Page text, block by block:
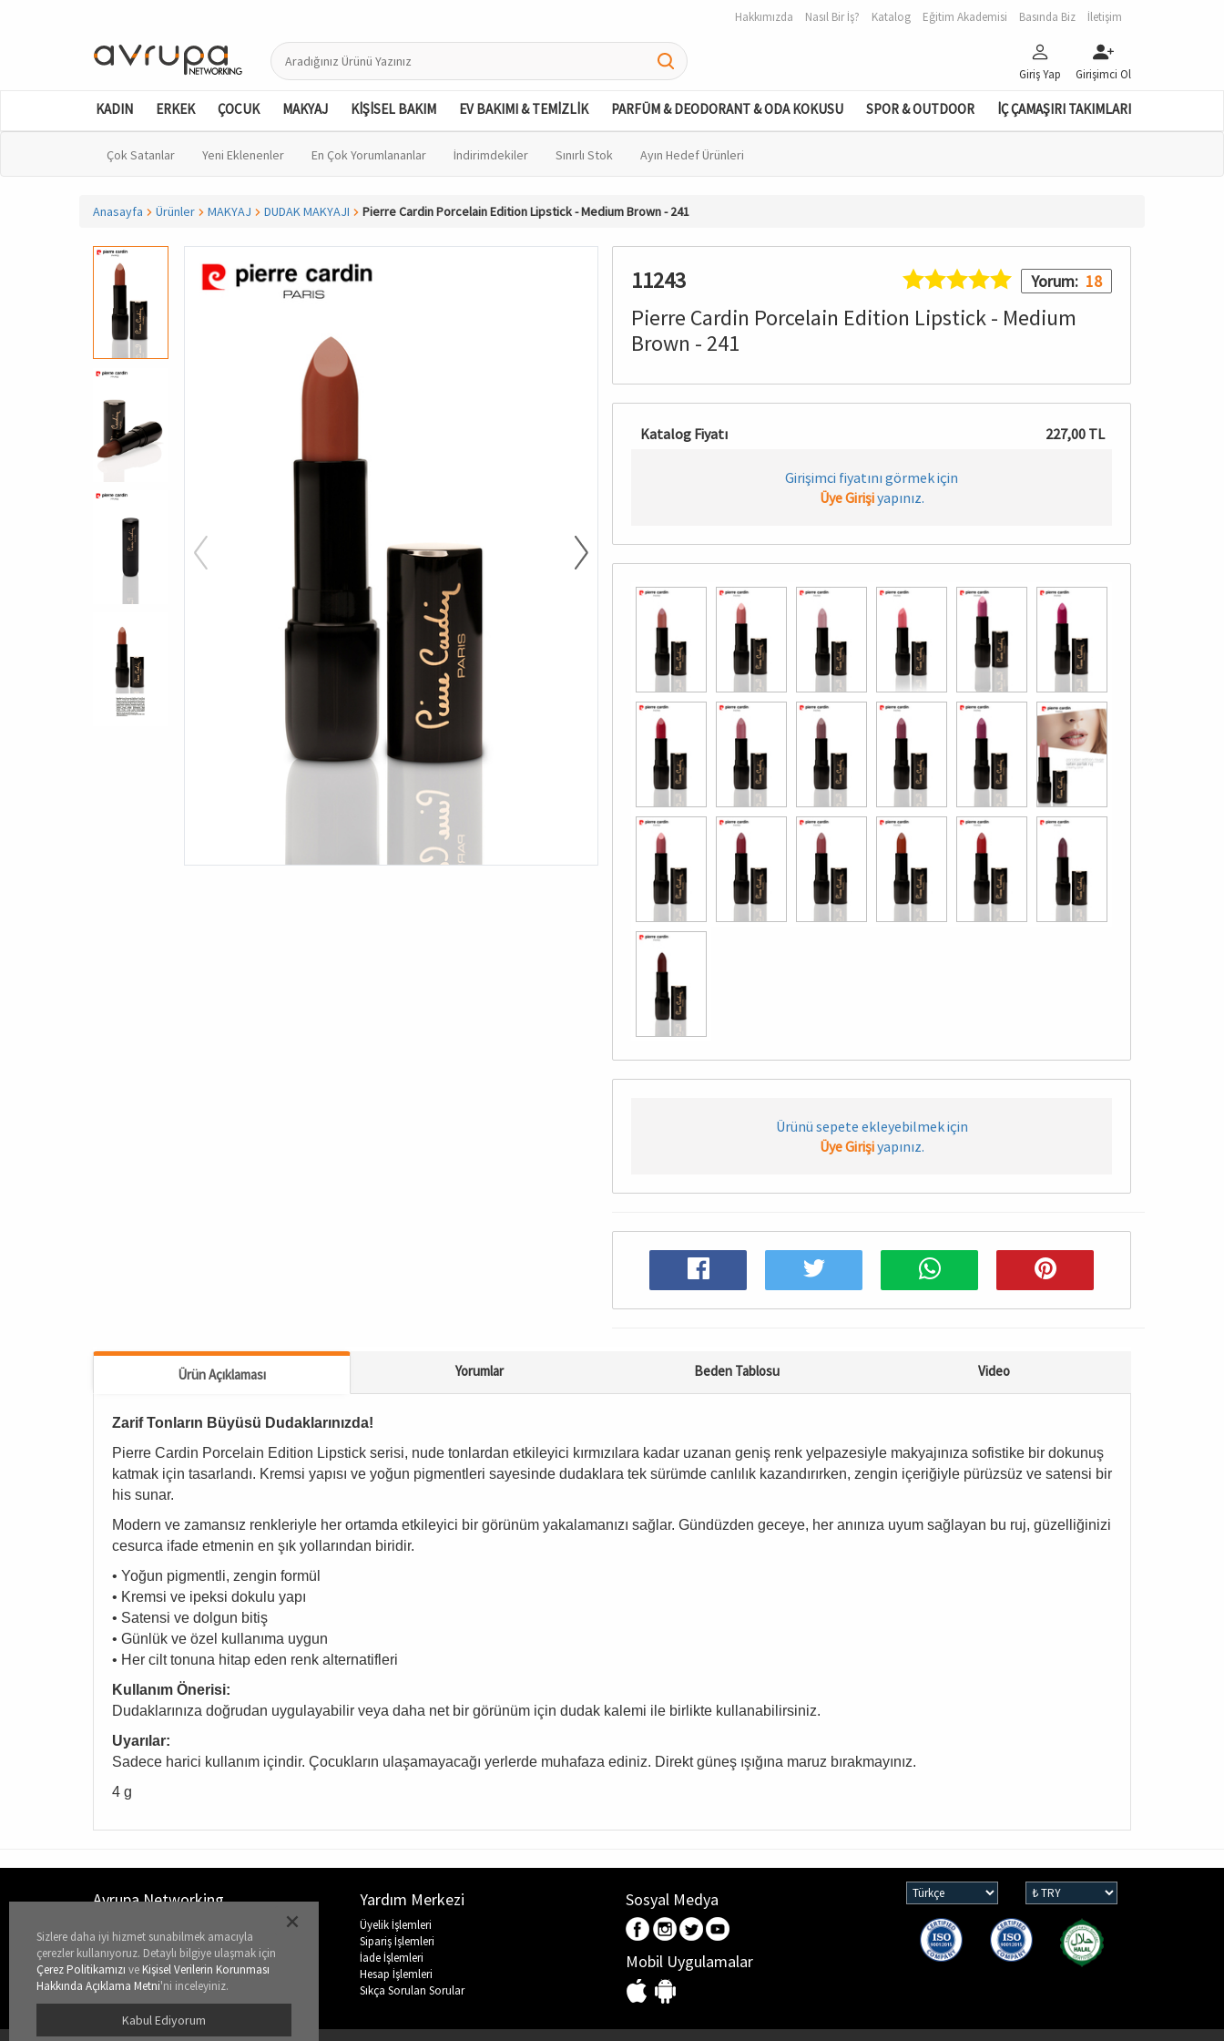
Hakkımızda Nasıl Bir İş? Katalog Eğitim Akademisi Basında Biz İletişim
Giriş Yap Girişimci Ol
KADIN ERKEK ÇOCUK MAKYAJ KİŞİSEL BAKIM EV BAKIMI & TEMİZLİK PARFÜM & DEODORANT & ODA KOKUSU SPOR & OUTDOOR İÇ ÇAMAŞIRI TAKIMLARI
Çok Satanlar Yeni Eklenenler En Çok Yorumlananlar İndirimdekiler Sınırlı Stok Ayın Hedef Ürünleri
Anasayfa Ürünler MAKYAJ DUDAK MAKYAJI Pierre Cardin Porcelain Edition Lipstick - Medium Brown - 241
Sizlere daha iyi hizmet sunabilmek amacıyla
çerezler kullanıyoruz. Detaylı bilgiye ulaşmak için
Çerez Politikamızı ve Kişisel Verilerin Korunması
Hakkında Açıklama Metni'ni inceleyiniz.
Kabul Ediyorum
11243 Yorum: 18
Pierre Cardin Porcelain Edition Lipstick - Medium
Brown - 241
Katalog Fiyatı 227,00 TL
Girişimci fiyatını görmek için
Üye Girişiyapınız.
Ürünü sepete ekleyebilmek için
Üye Girişiyapınız.
Ürün Açıklaması Yorumlar Beden Tablosu Video
Zarif Tonların Büyüsü Dudaklarınızda!
Pierre Cardin Porcelain Edition Lipstick serisi, nude tonlardan etkileyici kırmızılara kadar uzanan geniş renk yelpazesiyle makyajınıza sofistike bir dokunuş
katmak için tasarlandı. Kremsi yapısı ve yoğun pigmentleri sayesinde dudaklara tek sürümde canlılık kazandırırken, zengin içeriğiyle pürüzsüz ve satensi bir
his sunar.
Modern ve zamansız renkleriyle her ortamda etkileyici bir görünüm yakalamanızı sağlar. Gündüzden geceye, her anınıza uyum sağlayan bu ruj, güzelliğinizi
cesurca ifade etmenin en şık yollarından biridir.
• Yoğun pigmentli, zengin formül
• Kremsi ve ipeksi dokulu yapı
• Satensi ve dolgun bitiş
• Günlük ve özel kullanıma uygun
• Her cilt tonuna hitap eden renk alternatifleri
Kullanım Önerisi:
Dudaklarınıza doğrudan uygulayabilir veya daha net bir görünüm için dudak kalemi ile birlikte kullanabilirsiniz.
Uyarılar:
Sadece harici kullanım içindir. Çocukların ulaşamayacağı yerlerde muhafaza ediniz. Direkt güneş ışığına maruz bırakmayınız.
4 g
Avrupa Networking
Nasıl Bir İş?
Katalog
Eğitim Akademisi
Basında Biz
İletişim
Yardım Merkezi
Üyelik İşlemleri
Sipariş İşlemleri
İade İşlemleri
Hesap İşlemleri
Sıkça Sorulan Sorular
Sosyal Medya
Mobil Uygulamalar